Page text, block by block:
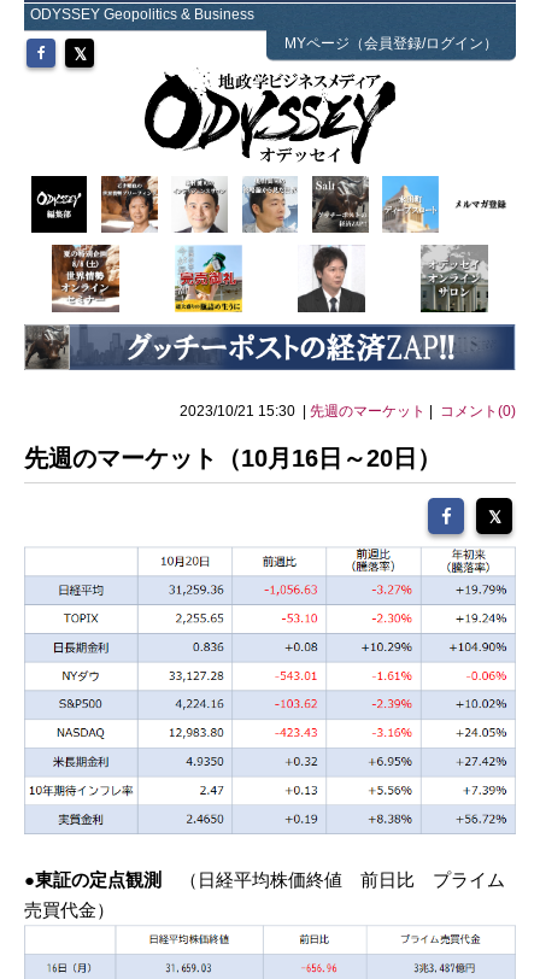
ODYSSEY Geopolitics & Business
MYページ（会員登録/ログイン）
2023/10/21 15:30 | 先週のマーケット コメント(0)
先週のマーケット（10月16日～20日）
●東証の定点観測
（日経平均株価終値 前日比 プライム
売買代金）